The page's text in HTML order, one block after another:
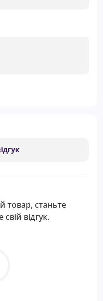
товар, станьте
відгук.